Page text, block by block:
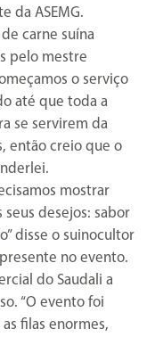
da ASEMG.
carne suína
pelo mestre
o serviço
até que toda a
se servirem da
então creio que o
mostrar
desejos: sabor
disse o suinocultor
no evento.
do Saudali a
“O evento foi
filas enormes,